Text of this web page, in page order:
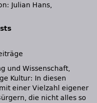
Julian Hans,
und Wissenschaft,
Kultur: In diesen
mit einer Vielzahl eigener
die nicht alles so